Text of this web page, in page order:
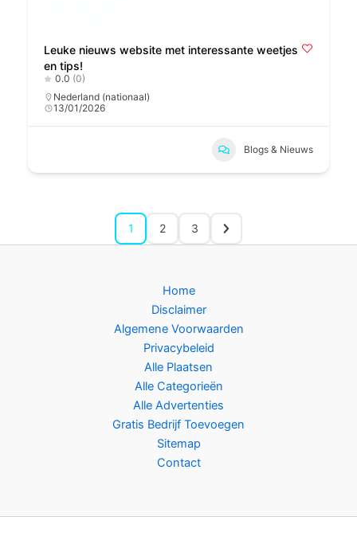
Leuke nieuws website met interessante weetjes
en tips!
0.0 (0)
Nederland (nationaal)
13/01/2026
Blogs & Nieuws
1 2 3
Home
Disclaimer
Algemene Voorwaarden
Privacybeleid
Alle Plaatsen
Alle Categorieën
Alle Advertenties
Gratis Bedrijf Toevoegen
Sitemap
Contact